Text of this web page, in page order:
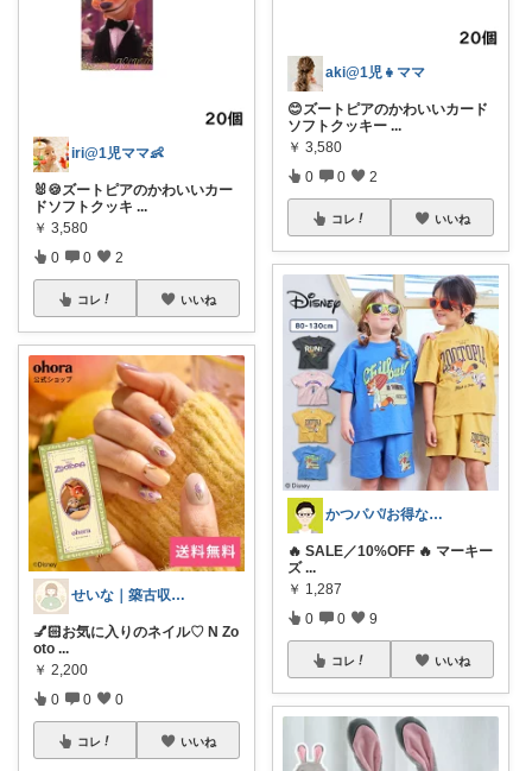
iri@1児ママ👶
🐰🍪ズートピアのかわいいカー
ドソフトクッキ ...
￥ 3,580
0 0 2
コレ いいね
せいな｜築古収納と暮らし
💅🏻お気に入りのネイル♡ N Zo
oto ...
￥ 2,200
0 0 0
コレ いいね
aki@1児👧ママ
😊ズートピアのかわいいカード
ソフトクッキー ...
￥ 3,580
0 0 2
コレ いいね
かつパパ/お得な子供服、育児商品の紹介✨
🔥 SALE／10%OFF 🔥 マーキー
ズ ...
￥ 1,287
0 0 9
コレ いいね